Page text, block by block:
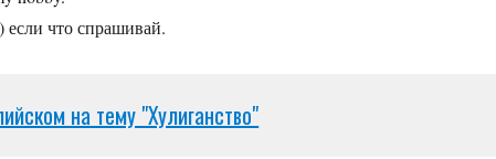
если что спрашивай.
на тему "Хулиганство"